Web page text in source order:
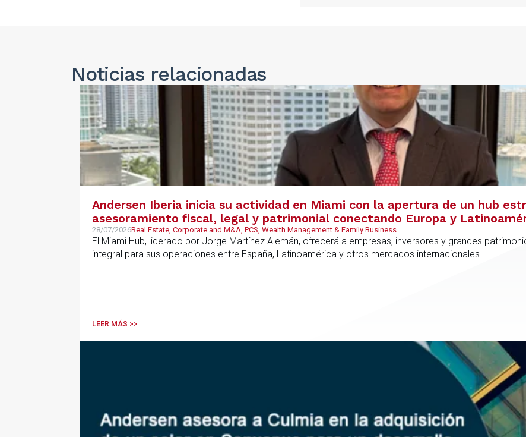
Noticias relacionadas
Andersen Iberia inicia su actividad en Miami con la apertura de un hub
asesoramiento fiscal, legal y patrimonial conectando Europa y
28/07/2026Real Estate, Corporate and M&A, PCS, Wealth Management & Family Business
El Miami Hub, liderado por Jorge Martínez Alemán, ofrecerá a empresas, inversores y grandes
integral para sus operaciones entre España, Latinoamérica y otros mercados internacionales.
LEER MÁS >>